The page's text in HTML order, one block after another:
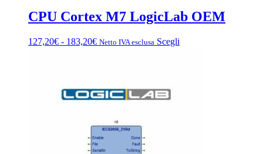
CPU Cortex M7 LogicLab OEM
127,20€ - 183,20€Fascia
a
183,20€
Netto IVA esclusa Scegli